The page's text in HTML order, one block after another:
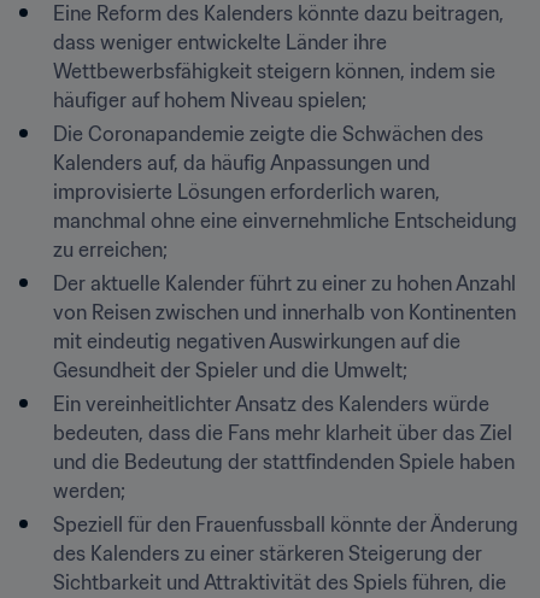
Eine Reform des Kalenders könnte dazu beitragen,
dass weniger entwickelte Länder ihre
Wettbewerbsfähigkeit steigern können, indem sie
häufiger auf hohem Niveau spielen;
Die Coronapandemie zeigte die Schwächen des
Kalenders auf, da häufig Anpassungen und
improvisierte Lösungen erforderlich waren,
manchmal ohne eine einvernehmliche Entscheidung
zu erreichen;
Der aktuelle Kalender führt zu einer zu hohen Anzahl
von Reisen zwischen und innerhalb von Kontinenten
mit eindeutig negativen Auswirkungen auf die
Gesundheit der Spieler und die Umwelt;
Ein vereinheitlichter Ansatz des Kalenders würde
bedeuten, dass die Fans mehr klarheit über das Ziel
und die Bedeutung der stattfindenden Spiele haben
werden;
Speziell für den Frauenfussball könnte der Änderung
des Kalenders zu einer stärkeren Steigerung der
Sichtbarkeit und Attraktivität des Spiels führen, die